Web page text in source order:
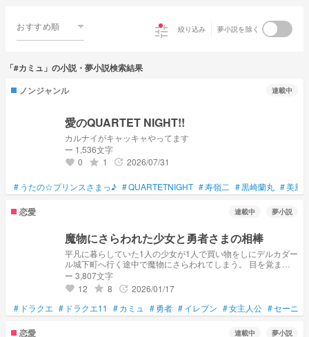
おすすめ順 tune 絞り込み 夢小説を除く
「#カミュ」の小説・夢小説検索結果
ノンジャンル
連載中
愛のQUARTET NIGHT!!
カルナイがキャッキャやってます
ー 1,536文字
favorite 0 grade 1 update 2026/07/31
# うたの☆プリンスさまっ♪ #QUARTETNIGHT #寿嶺二 #黒崎蘭丸 #美風
恋愛 連載中 夢小説
魔物にさらわれた少女と勇者さまの相棒
平凡に暮らしていた1人の少女が1人で買い物をしにデルカダー
ル城下町へ行く途中で魔物にさらわれてしまう。 目を覚ます
と牢屋のような場所に閉じ込められており...
ー 3,807文字
favorite 12 grade 8 update 2026/01/17
# ドラクエ # ドラクエ11 #カミュ #勇者 #イレブン #女主人公 #セーニャ
恋愛 連載中 夢小説